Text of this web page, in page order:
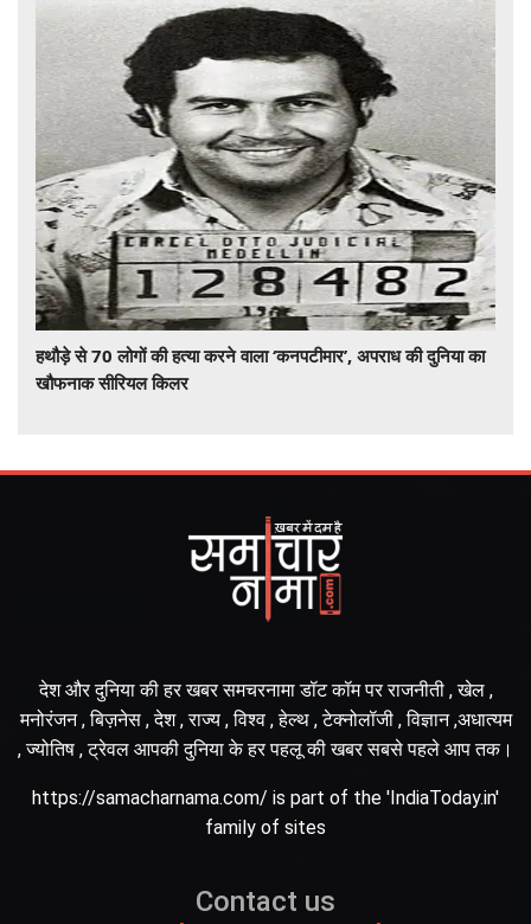
हथौड़े से 70 लोगों की हत्या करने वाला ‘कनपटीमार’, अपराध की दुनिया का
खौफनाक सीरियल किलर
देश और दुनिया की हर खबर समचरनामा डॉट कॉम पर राजनीती , खेल ,
मनोरंजन , बिज़नेस , देश , राज्य , विश्व , हेल्थ , टेक्नोलॉजी , विज्ञान ,अधात्यम
, ज्योतिष , ट्रेवल आपकी दुनिया के हर पहलू की खबर सबसे पहले आप तक।
https://samacharnama.com/ is part of the 'IndiaToday.in'
family of sites
Contact us